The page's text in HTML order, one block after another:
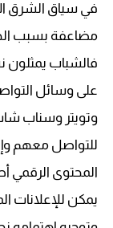
في سياق الشرق
مضاعفة بسبب
فالشباب يمثلون
على وسائل
وتويتر وسناب
للتواصل معهم
المحتوى الرقمي
يمكن للإعلانات